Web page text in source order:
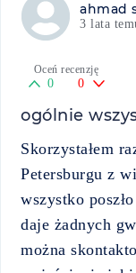
ahmad
3 lata
Oceń recenzję
0 0
ogólnie
Skorzystałem
Petersburgu z
wszystko
daje żadnych
można